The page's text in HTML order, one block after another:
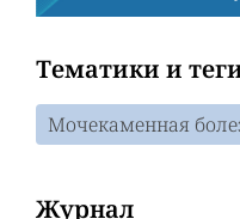
Тематики и
Мочекаменная
Журнал